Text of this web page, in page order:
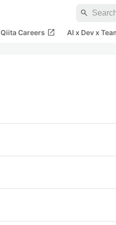
search
Qiita Careers open_in_new AI x Dev x